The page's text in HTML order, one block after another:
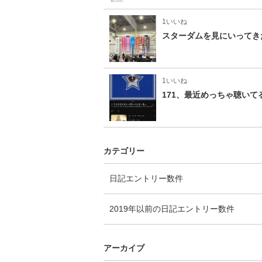
1いいね
スターダムを見にいってき
1いいね
171、最近めっちゃ聴いて
カテゴリー
日記エントリー数件
2019年以前の日記エントリー数件
アーカイブ